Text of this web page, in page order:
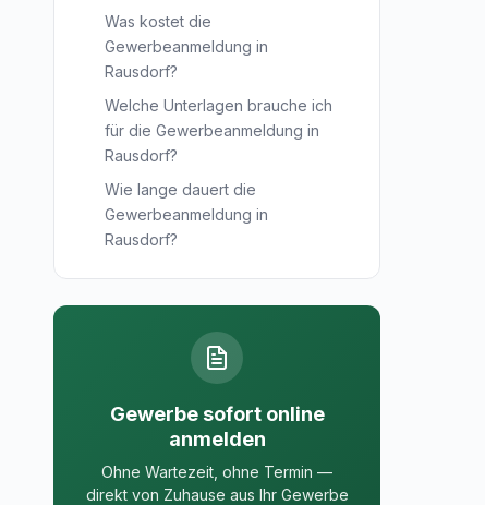
Was kostet die
Gewerbeanmeldung in
Rausdorf?
Welche Unterlagen brauche ich
für die Gewerbeanmeldung in
Rausdorf?
Wie lange dauert die
Gewerbeanmeldung in
Rausdorf?
Gewerbe sofort online
anmelden
Ohne Wartezeit, ohne Termin —
direkt von Zuhause aus Ihr Gewerbe